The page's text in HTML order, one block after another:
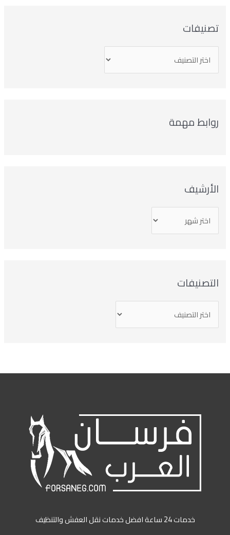
مهمة
خدمات 24 ساعة افضل خدمات نقل العفش والتنظيف